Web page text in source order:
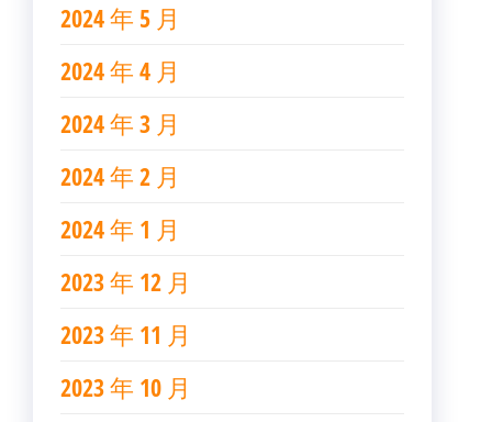
2024 年 5 月
2024 年 4 月
2024 年 3 月
2024 年 2 月
2024 年 1 月
2023 年 12 月
2023 年 11 月
2023 年 10 月